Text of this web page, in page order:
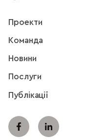
Проекти
Команда
Новини
Послуги
Публікації